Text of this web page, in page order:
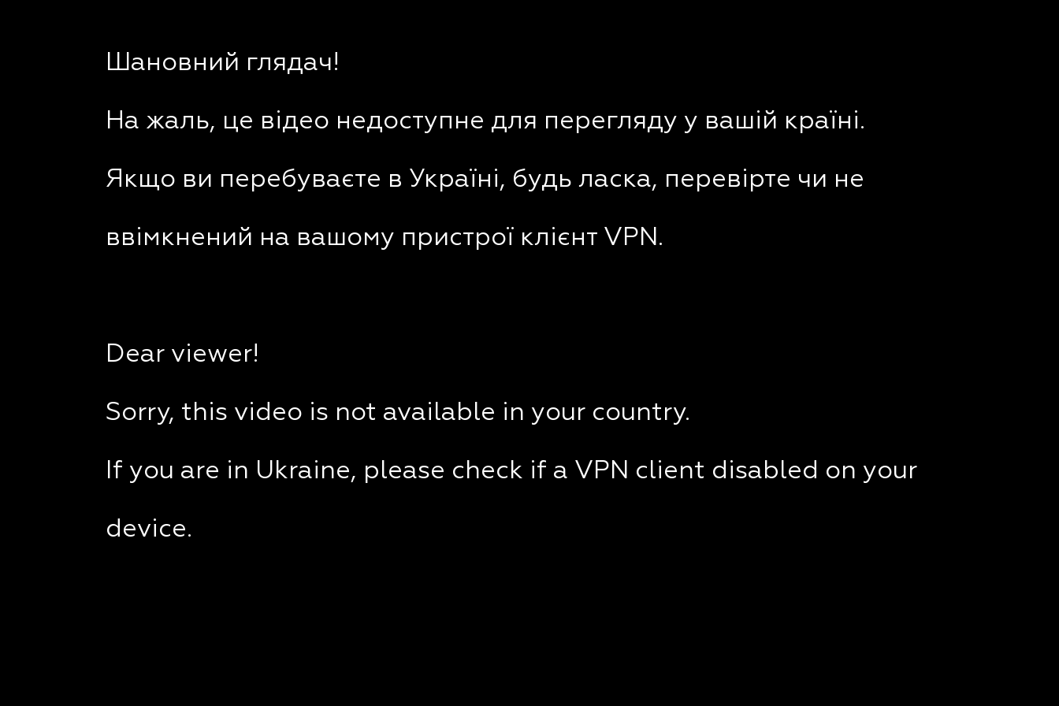
Шановний глядач!
На жаль, це відео недоступне для перегляду у вашій країні.
Якщо ви перебуваєте в Україні, будь ласка, перевірте чи не
ввімкнений на вашому пристрої клієнт VPN.
Dear viewer!
Sorry, this video is not available in your country.
If you are in Ukraine, please check if a VPN client disabled on your
device.